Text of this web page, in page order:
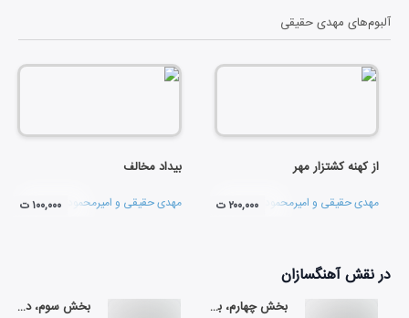
و کتابِ «نُه ضربی؛ از استاد محمدرضا شجریان».
کهنه‌کشتزارِ مهر و …
آلبوم‌های مهدی حقیقی
از کهنه کشتزار مهر
مهدی حقیقی و امیرمحمود صفرپور
۲۰۰,۰۰۰ ت
بیداد مخالف
مهدی حقیقی و امیرمحمود صفرپور
۱۰۰,۰۰۰ ت
در نقشآهنگسازان
بخش چهارم، بیات ترک بخش سوم، دشتی